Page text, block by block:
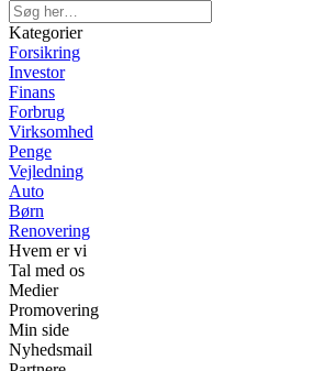
Kategorier
Forsikring
Investor
Finans
Forbrug
Virksomhed
Penge
Vejledning
Auto
Børn
Renovering
Hvem er vi
Tal med os
Medier
Promovering
Min side
Nyhedsmail